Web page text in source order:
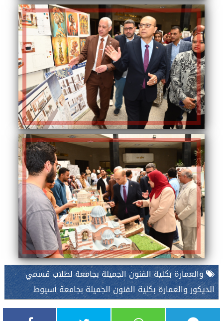
والعمارة بكلية الفنون الجميلة بجامعة لطلاب قسمي
الديكور والعمارة بكلية الفنون الجميلة بجامعة أسيوط